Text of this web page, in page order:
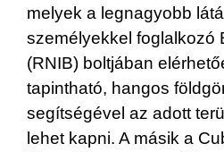
melyek a legnagyobb
személyekkel foglalkozó
(RNIB) boltjában
tapintható, hangos
segítségével az adott
lehet kapni. A másik a